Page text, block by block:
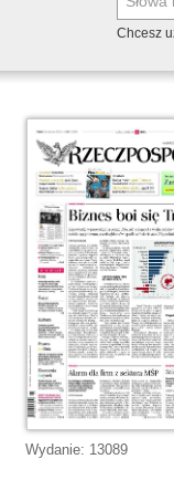
Chcesz
Wydanie: 13089